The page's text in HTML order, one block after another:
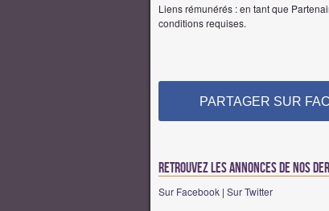
Liens rémunérés : en tant que
conditions requises.
PARTAGER SUR
Retrouvez les annonces de nos
Sur Facebook | Sur Twitter